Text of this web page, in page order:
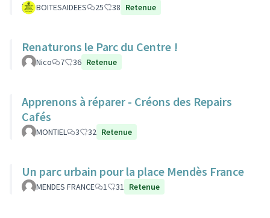
BOITESAIDEES 25 38 Retenue
Renaturons le Parc du Centre !
Nico 7 36 Retenue
Apprenons à réparer - Créons des Repairs
Cafés
MONTIEL 3 32 Retenue
Un parc urbain pour la place Mendès France
MENDES FRANCE 1 31 Retenue